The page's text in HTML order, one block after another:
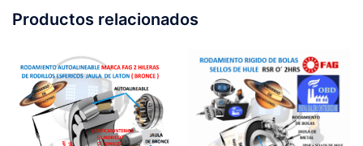
Productos relacionados